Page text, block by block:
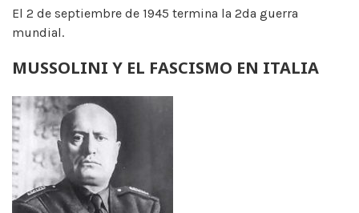
El 2 de septiembre de 1945 termina la 2da guerra
mundial.
MUSSOLINI Y EL FASCISMO EN ITALIA